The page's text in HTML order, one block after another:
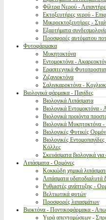
Φίλτρα Νερού -
Εκτοξευτήρες νερού -
Μικροεκτοξευτήρες -
Εξαρτήματα
Προσφορές αυτόματου
Φυτοφάρμακα
Μυκητοκτόνα
Εντομοκτόνα -
Ερασιτεχνικά
Ζιζανιοκτόνα
Σαλιγκαροκτόνα -
Βιολογικά φάρμακα - Παγίδες
Βιολογικά Λιπάσματα
Βιολογικά Εντομοκτόνα -
Βιολογικά προιόντα
Βιολογικά Μυκητοκτόνα -
Βιολογικές Φυτικές
Βιολογικές
Κόλλες
Σκευάσματα βιολογικά για
Λιπάσματα - Ορμόνες
Κοκκώδη χημικά
Λιπάσματα υδατοδιαλυτά
Ρυθμιστές ανάπτυξης -
Βελτιωτικά φυτών
Προσφορές λιπασμάτων
Βιοκτόνα - Ποντικοφάρμακα -
Υγρά απεντομώσεων -